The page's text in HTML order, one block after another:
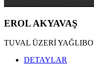
EROL AKYAVAŞ
TUVAL ÜZERİ
DETAYLAR